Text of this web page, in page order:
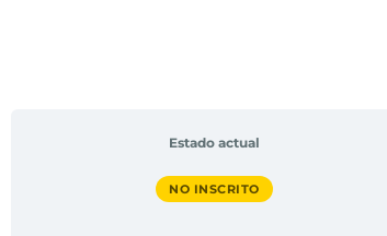
Estado actual
NO INSCRITO